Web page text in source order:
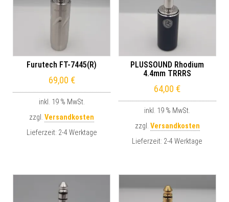
Furutech FT-7445(R)
69,00 €
inkl. 19 % MwSt.
zzgl.Versandkosten
Lieferzeit: 2-4 Werktage
PLUSSOUND Rhodium
4.4mm TRRRS
64,00 €
inkl. 19 % MwSt.
zzgl. Versandkosten
Lieferzeit: 2-4 Werktage